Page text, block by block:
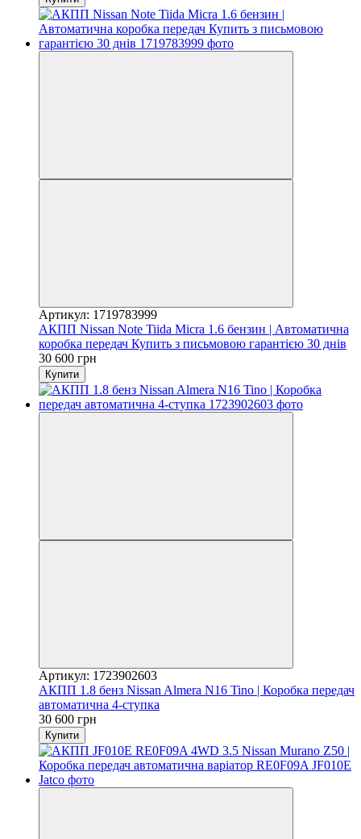
Артикул: 1719783999
АКПП Nissan Note Tiida Micra 1.6 бензин | Автоматична
коробка передач Купить з письмовою гарантією 30 днів
30 600 грн
Купити
Артикул: 1723902603
АКПП 1.8 бенз Nissan Almera N16 Tino | Коробка передач
автоматична 4-ступка
30 600 грн
Купити